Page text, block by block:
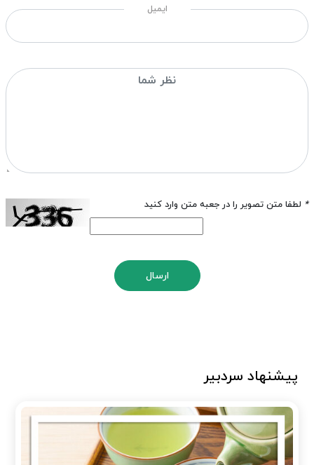
ایمیل
* لطفا متن تصویر را در جعبه متن وارد کنید
ارسال
پیشنهاد سردبیر